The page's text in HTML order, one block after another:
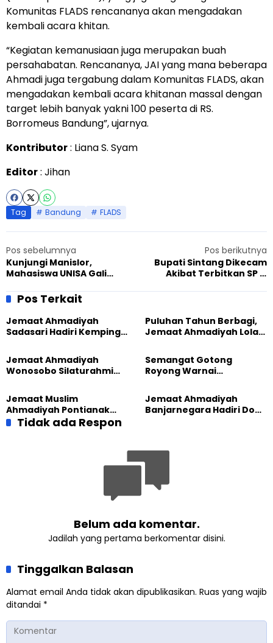
Komunitas FLADS rencananya akan mengadakan
kembali acara khitan.
“Kegiatan kemanusiaan juga merupakan buah
persahabatan. Rencananya, JAI yang mana beberapa
Ahmadi juga tergabung dalam Komunitas FLADS, akan
mengadakan kembali acara khitanan massal dengan
target lebih banyak yakni 100 peserta di RS.
Borromeus Bandung”, ujarnya.
Kontributor: Liana S. Syam
Editor: Jihan
Tag Bandung FLADS
Pos sebelumnya
Kunjungi Manislor,
Mahasiswa UNISA Gali
Sumbernya
Pos berikutnya
Bupati Sintang Dikecam
Akibat Terbitkan SP lll
Miftahul Huda
Pos Terkait
Jemaat Ahmadiyah
Sadasari Hadiri Kemping
Majalengka
Puluhan Tahun Berbagi,
Jemaat Ahmadiyah Lolak
Sembako kepada Warga
Jemaat Ahmadiyah
Wonosobo Silaturahmi
GPdI Eben Haezer
Semangat Gotong
Royong Warnai
Masjid di Jemaat
Ahmadiyah Sukapura
Jemaat Muslim
Ahmadiyah Pontianak
dan Gereja Katedral
Perkuat Kolaborasi Sosial
Jemaat Ahmadiyah
Banjarnegara Hadiri Doa
Tidak ada Respon
Belum ada komentar.
Jadilah yang pertama berkomentar disini.
Tinggalkan Balasan
Alamat email Anda tidak akan dipublikasikan. Ruas yang wajib
ditandai *